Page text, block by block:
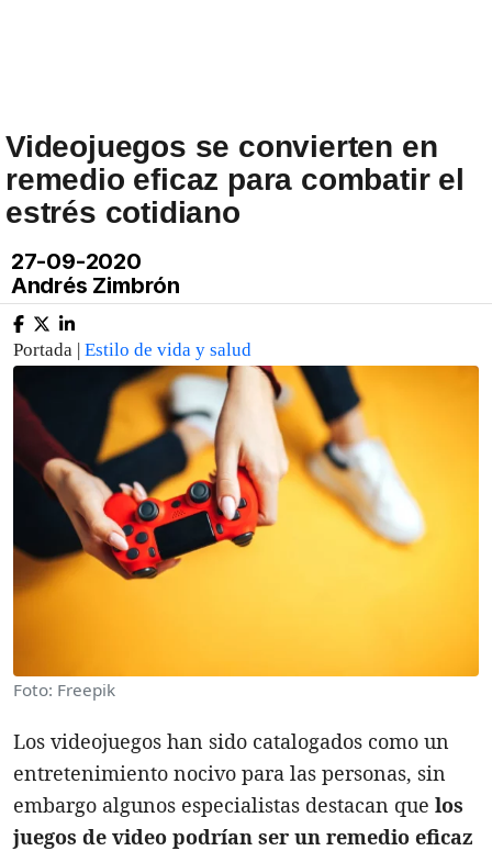
Videojuegos se convierten en
remedio eficaz para combatir el
estrés cotidiano
27-09-2020
Andrés Zimbrón
Portada | Estilo de vida y salud
Foto: Freepik
Los videojuegos han sido catalogados como un
entretenimiento nocivo para las personas, sin
embargo algunos especialistas destacan que los
juegos de video podrían ser un remedio eficaz